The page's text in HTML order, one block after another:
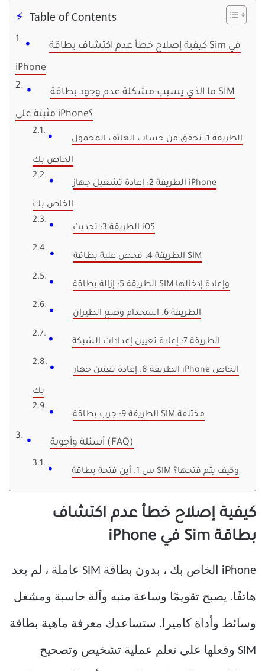
Table of Contents
كيفية إصلاح خطأ عدم اكتشاف بطاقة Sim في
iPhone
ما الذي يسبب مشكلة عدم وجود بطاقة SIM
مثبتة على iPhone؟
الطريقة 1: تحقق من حساب الهاتف المحمول
الخاص بك
الطريقة 2: إعادة تشغيل جهاز iPhone
الخاص بك
الطريقة 3: تحديث iOS
الطريقة 4: فحص علبة بطاقة SIM
الطريقة 5: إزالة بطاقة SIM وإعادة إدخالها
الطريقة 6: استخدام وضع الطيران
الطريقة 7: إعادة تعيين إعدادات الشبكة
الطريقة 8: إعادة تعيين جهاز iPhone الخاص
بك
الطريقة 9: جرب بطاقة SIM مختلفة
أسئلة وأجوبة (FAQ)
س 1. أين فتحة بطاقة SIM وكيف يتم فتحها؟
كيفية إصلاح خطأ عدم اكتشاف
بطاقة Sim في iPhone
iPhone الخاص بك ، بدون بطاقة SIM عاملة ، لم يعد
هاتفًا. يصبح تقويمًا وساعة منبه وآلة حاسبة ومشغل
وسائط وأداة كاميرا. ستساعدك معرفة ماهية بطاقة
SIM وفعلها على تعلم عملية تشخيص وتصحيح